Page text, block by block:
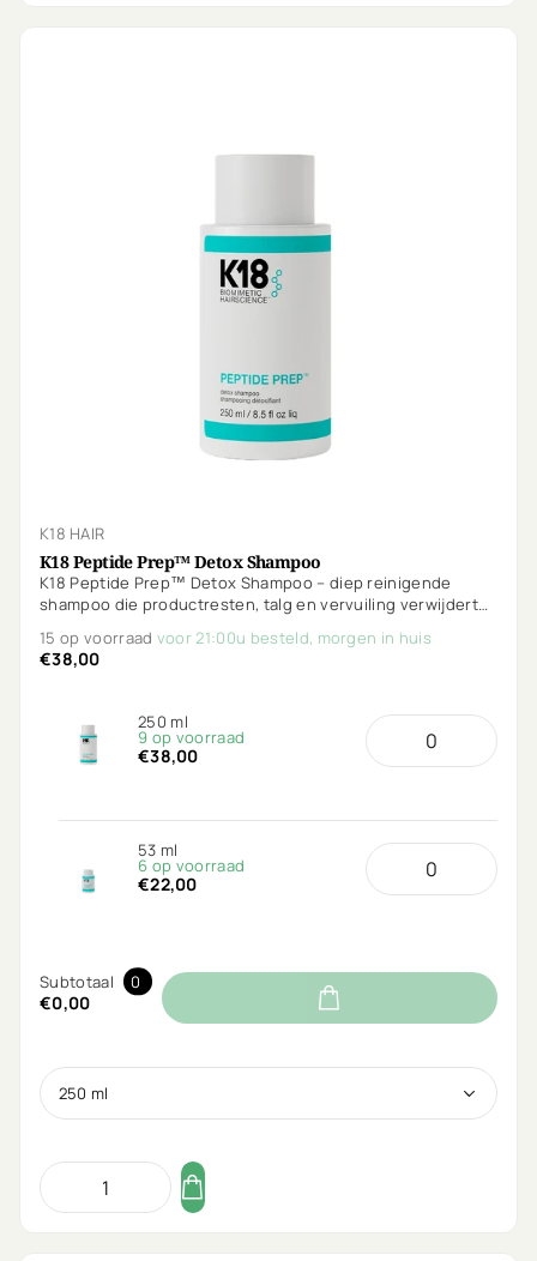
K18 HAIR
K18 Peptide Prep™ Detox Shampoo
K18 Peptide Prep™ Detox Shampoo – diep reinigende
shampoo die productresten, talg en vervuiling verwijdert
optimale verzorging.
15 op voorraad voor 21:00u besteld, morgen in huis
€38,00
250 ml
9 op voorraad
€38,00
53 ml
6 op voorraad
€22,00
Subtotaal 0
€0,00